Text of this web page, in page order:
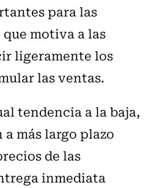
para las
motiva a las
ligeramente los
las ventas.
tendencia a la baja,
más largo plazo
de las
inmediata